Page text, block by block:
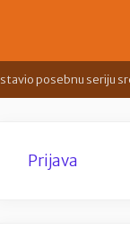
posebnu seriju
Prijava